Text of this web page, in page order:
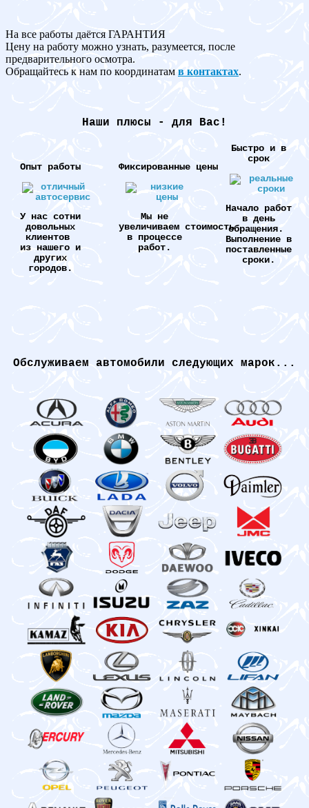
На все работы даётся ГАРАНТИЯ
Цену на работу можно узнать, разумеется, после
предварительного осмотра.
Обращайтесь к нам по координатам в контактах.
Наши плюсы - для Вас!
Опыт работы
У нас сотни
довольных
клиентов
из нашего и
других
городов.
Фиксированные цены
Мы не
увеличиваем стоимость
в процессе
работ.
Быстро и в
срок
Начало работ
в день
обращения.
Выполнение в
поставленные
сроки.
Обслуживаем автомобили следующих марок...